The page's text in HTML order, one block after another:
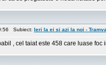
Subiect: Ieri la ei si azi la noi -
, cel taiat este 458 care luase